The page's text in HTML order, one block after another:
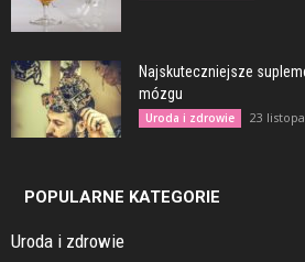
Najskuteczniejsze
mózgu
Uroda i zdrowie 23
POPULARNE KATEGORIE
Uroda i zdrowie